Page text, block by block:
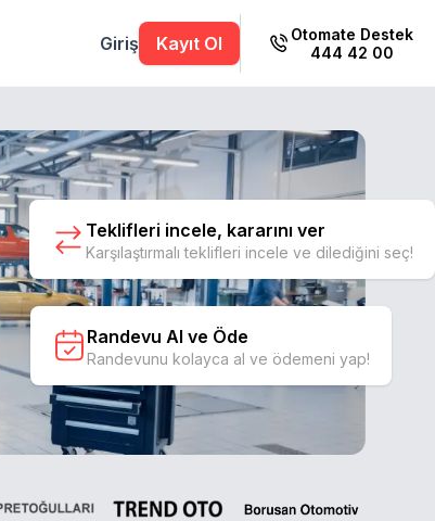
Giriş Kayıt Ol
Otomate Destek
444 42 00
Teklifleri incele, kararını ver
Karşılaştırmalı teklifleri incele ve dilediğini seç!
Randevu Al ve Öde
Randevunu kolayca al ve ödemeni yap!